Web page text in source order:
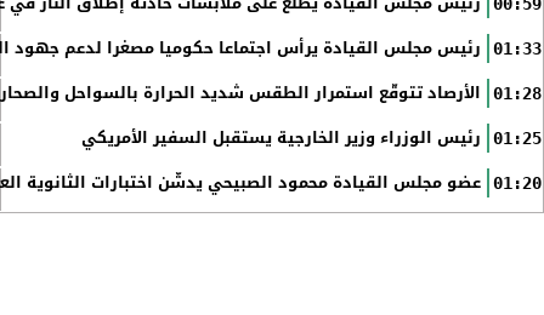
00:59
01:33 رئيس مجلس القيادة يرأس اجتماعا حكوميا مصغرا لدعم جهود
01:28 الأرصاد تتوقّع استمرار الطقس شديد الحرارة بالسواحل
01:25 رئيس الوزراء وزير الخارجية يستقبل السفير الأمريكي
01:20 عضو مجلس القيادة محمود الصبيحي يدشّن اختبارات الثانوية